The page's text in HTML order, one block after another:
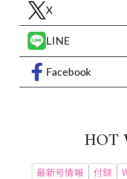
X
LINE
Facebook
HOT
最新号情報 付録